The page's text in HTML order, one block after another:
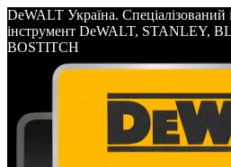
DeWALT Україна. Спеціалізований
інструмент DeWALT, STANLEY,
BOSTITCH